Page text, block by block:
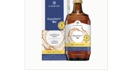
德風健康館
百靈油粉絲團